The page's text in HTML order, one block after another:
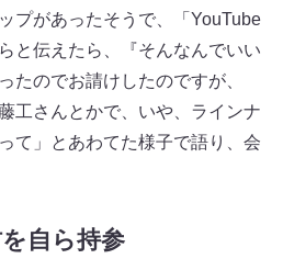
プがあったそうで、「YouTube
と伝えたら、『そんなんでいい
たのでお請けしたのですが、
工さんとかで、いや、ラインナ
て」とあわてた様子で語り、会
自ら持参